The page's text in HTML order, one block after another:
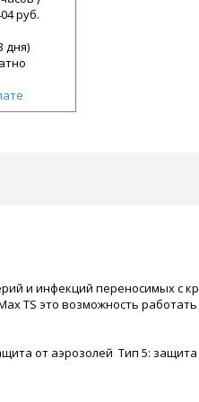
руб.
дня)
и инфекций переносимых с
TS это возможность работать
от аэрозолей Тип 5: защита